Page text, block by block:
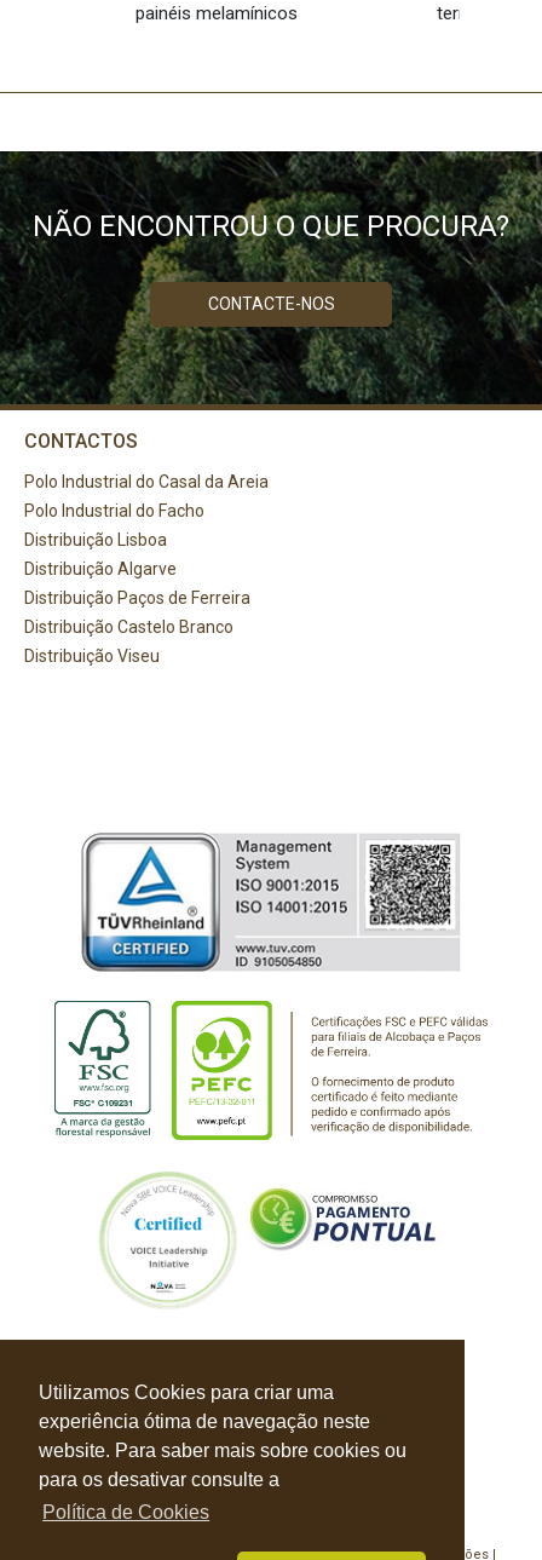
Utilizamos Cookies para criar uma
experiência ótima de navegação neste
website. Para saber mais sobre cookies ou
para os desativar consulte a
Política de Cookies
painéis melamínicos
NÃO ENCONTROU O QUE PROCURA?
CONTACTE-NOS
CONTACTOS
Polo Industrial do Casal da Areia
Polo Industrial do Facho
Distribuição Lisboa
Distribuição Algarve
Distribuição Paços de Ferreira
Distribuição Castelo Branco
Distribuição Viseu
Política de Cookies | Livro de Reclamações |